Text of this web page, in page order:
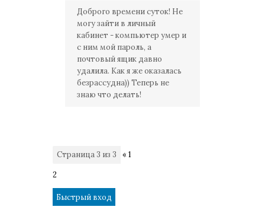
Доброго времени суток! Не
могу зайти в личный
кабинет - компьютер умер и
с ним мой пароль, а
почтовый ящик давно
удалила. Как я же оказалась
безрассудна)) Теперь не
знаю что делать!
Страница 3 из 3 « 1
2